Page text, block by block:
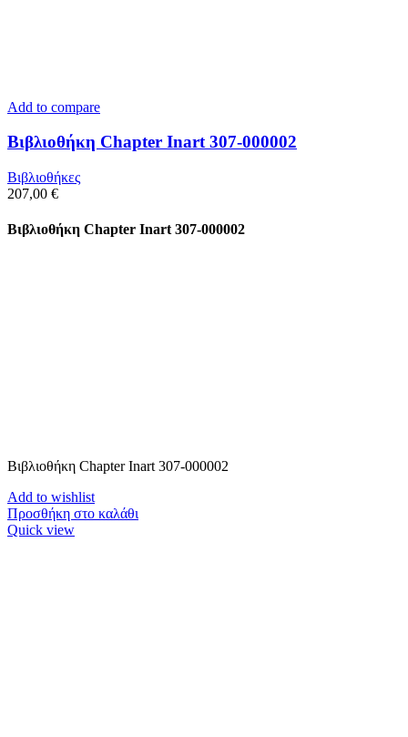
Add to compare
Βιβλιοθήκη Chapter Inart 307-000002
Βιβλιοθήκες
207,00 €
Βιβλιοθήκη Chapter Inart 307-000002
Βιβλιοθήκη Chapter Inart 307-000002
Add to wishlist
Προσθήκη στο καλάθι
Quick view